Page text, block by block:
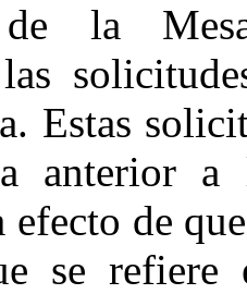
de la
las
Estas
anterior a
efecto de
se refiere